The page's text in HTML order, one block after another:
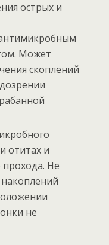
острых и
Может
скоплений
отитах и
прохода. Не
не